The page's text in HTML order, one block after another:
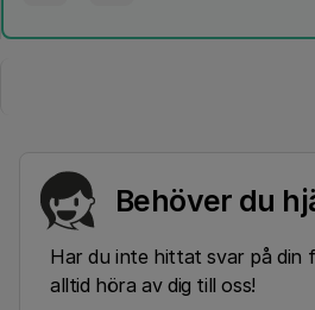
Behöver du
Har du inte hittat svar på din
alltid höra av dig till oss!